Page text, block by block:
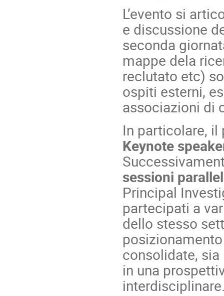
L’evento si
e discussione
seconda
mappe dela
reclutato etc)
ospiti esterni,
associazioni di
In particolare,
Keynote
sessioni
Principal
partecipati a
dello stesso
consolidate,
in una